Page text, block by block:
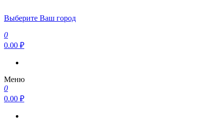
Выберите Ваш город
0
0.00 ₽
Меню
0
0.00 ₽